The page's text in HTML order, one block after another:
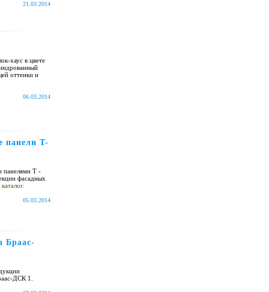
21.03.2014
хаус в цвете
оттенки и
06.03.2014
панели T-
панелями T -
фасадных
05.03.2014
Браас-
ДСК 1.